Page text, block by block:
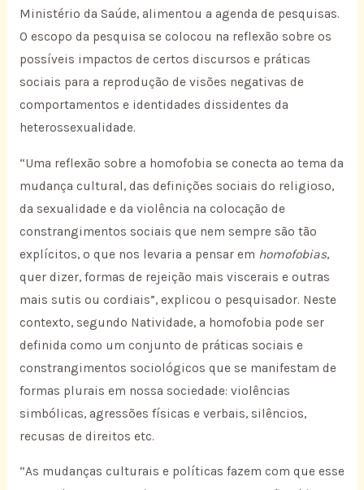
Ministério da Saúde, alimentou a agenda de pesquisas.
O escopo da pesquisa se colocou na reflexão sobre os
possíveis impactos de certos discursos e práticas
sociais para a reprodução de visões negativas de
comportamentos e identidades dissidentes da
heterossexualidade.
“Uma reflexão sobre a homofobia se conecta ao tema da
mudança cultural, das definições sociais do religioso,
da sexualidade e da violência na colocação de
constrangimentos sociais que nem sempre são tão
explícitos, o que nos levaria a pensar em homofobias,
quer dizer, formas de rejeição mais viscerais e outras
mais sutis ou cordiais”, explicou o pesquisador. Neste
contexto, segundo Natividade, a homofobia pode ser
definida como um conjunto de práticas sociais e
constrangimentos sociológicos que se manifestam de
formas plurais em nossa sociedade: violências
simbólicas, agressões físicas e verbais, silêncios,
recusas de direitos etc.
“As mudanças culturais e políticas fazem com que esse